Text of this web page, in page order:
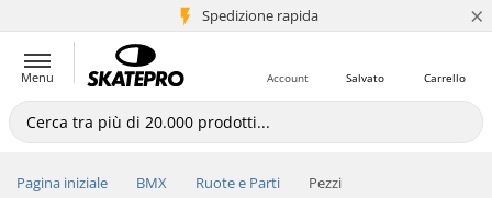
Spedizione rapida
+5 mln di clienti ×
Menu Carrello
Salvato
Account
Pagina iniziale BMX Ruote e Parti Pezzi